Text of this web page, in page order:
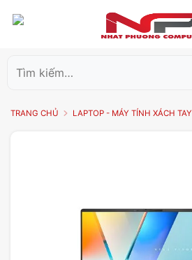
kiếm:
TRANG CHỦ LAPTOP - MÁY TÍNH XÁCH TAY